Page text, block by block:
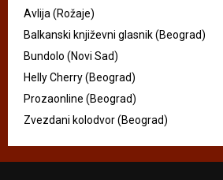
Avlija (Rožaje)
Balkanski književni glasnik (Beograd)
Bundolo (Novi Sad)
Helly Cherry (Beograd)
Prozaonline (Beograd)
Zvezdani kolodvor (Beograd)